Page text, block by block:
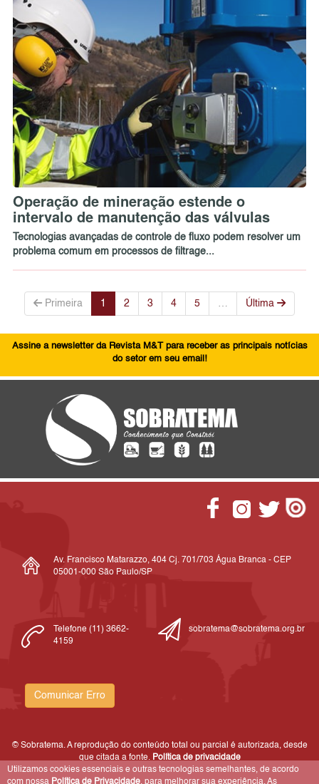
Operação de mineração estende o
intervalo de manutenção das válvulas
Tecnologias avançadas de controle de fluxo podem resolver um
problema comum em processos de filtrage...
Primeira 1 2 3 4 5 Última
Assine a newsletter da Revista M&T para receber as principais notícias
do setor em seu email!
Av. Francisco Matarazzo, 404 Cj. 701/703 Água Branca - CEP
05001-000 São Paulo/SP
Telefone (11) 3662-
4159
sobratema@sobratema.org.br
Comunicar Erro
© Sobratema. A reprodução do conteúdo total ou parcial é autorizada, desde
que citada a fonte. Política de privacidade
Utilizamos cookies essenciais e outras tecnologias semelhantes, de acordo
com nossa Política de Privacidade, para melhorar sua experiência. As